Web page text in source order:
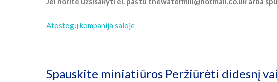
Atostogų kompanija saloje
Spauskite miniatiūros Peržiūrėti didesnį